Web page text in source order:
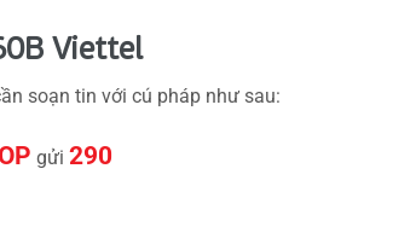
Viettel
soạn tin với cú pháp như sau:
gửi290